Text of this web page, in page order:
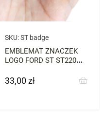
SKU:ST badge
EMBLEMAT ZNACZEK
LOGO FORD ST ST220
Cena
33,00 zł